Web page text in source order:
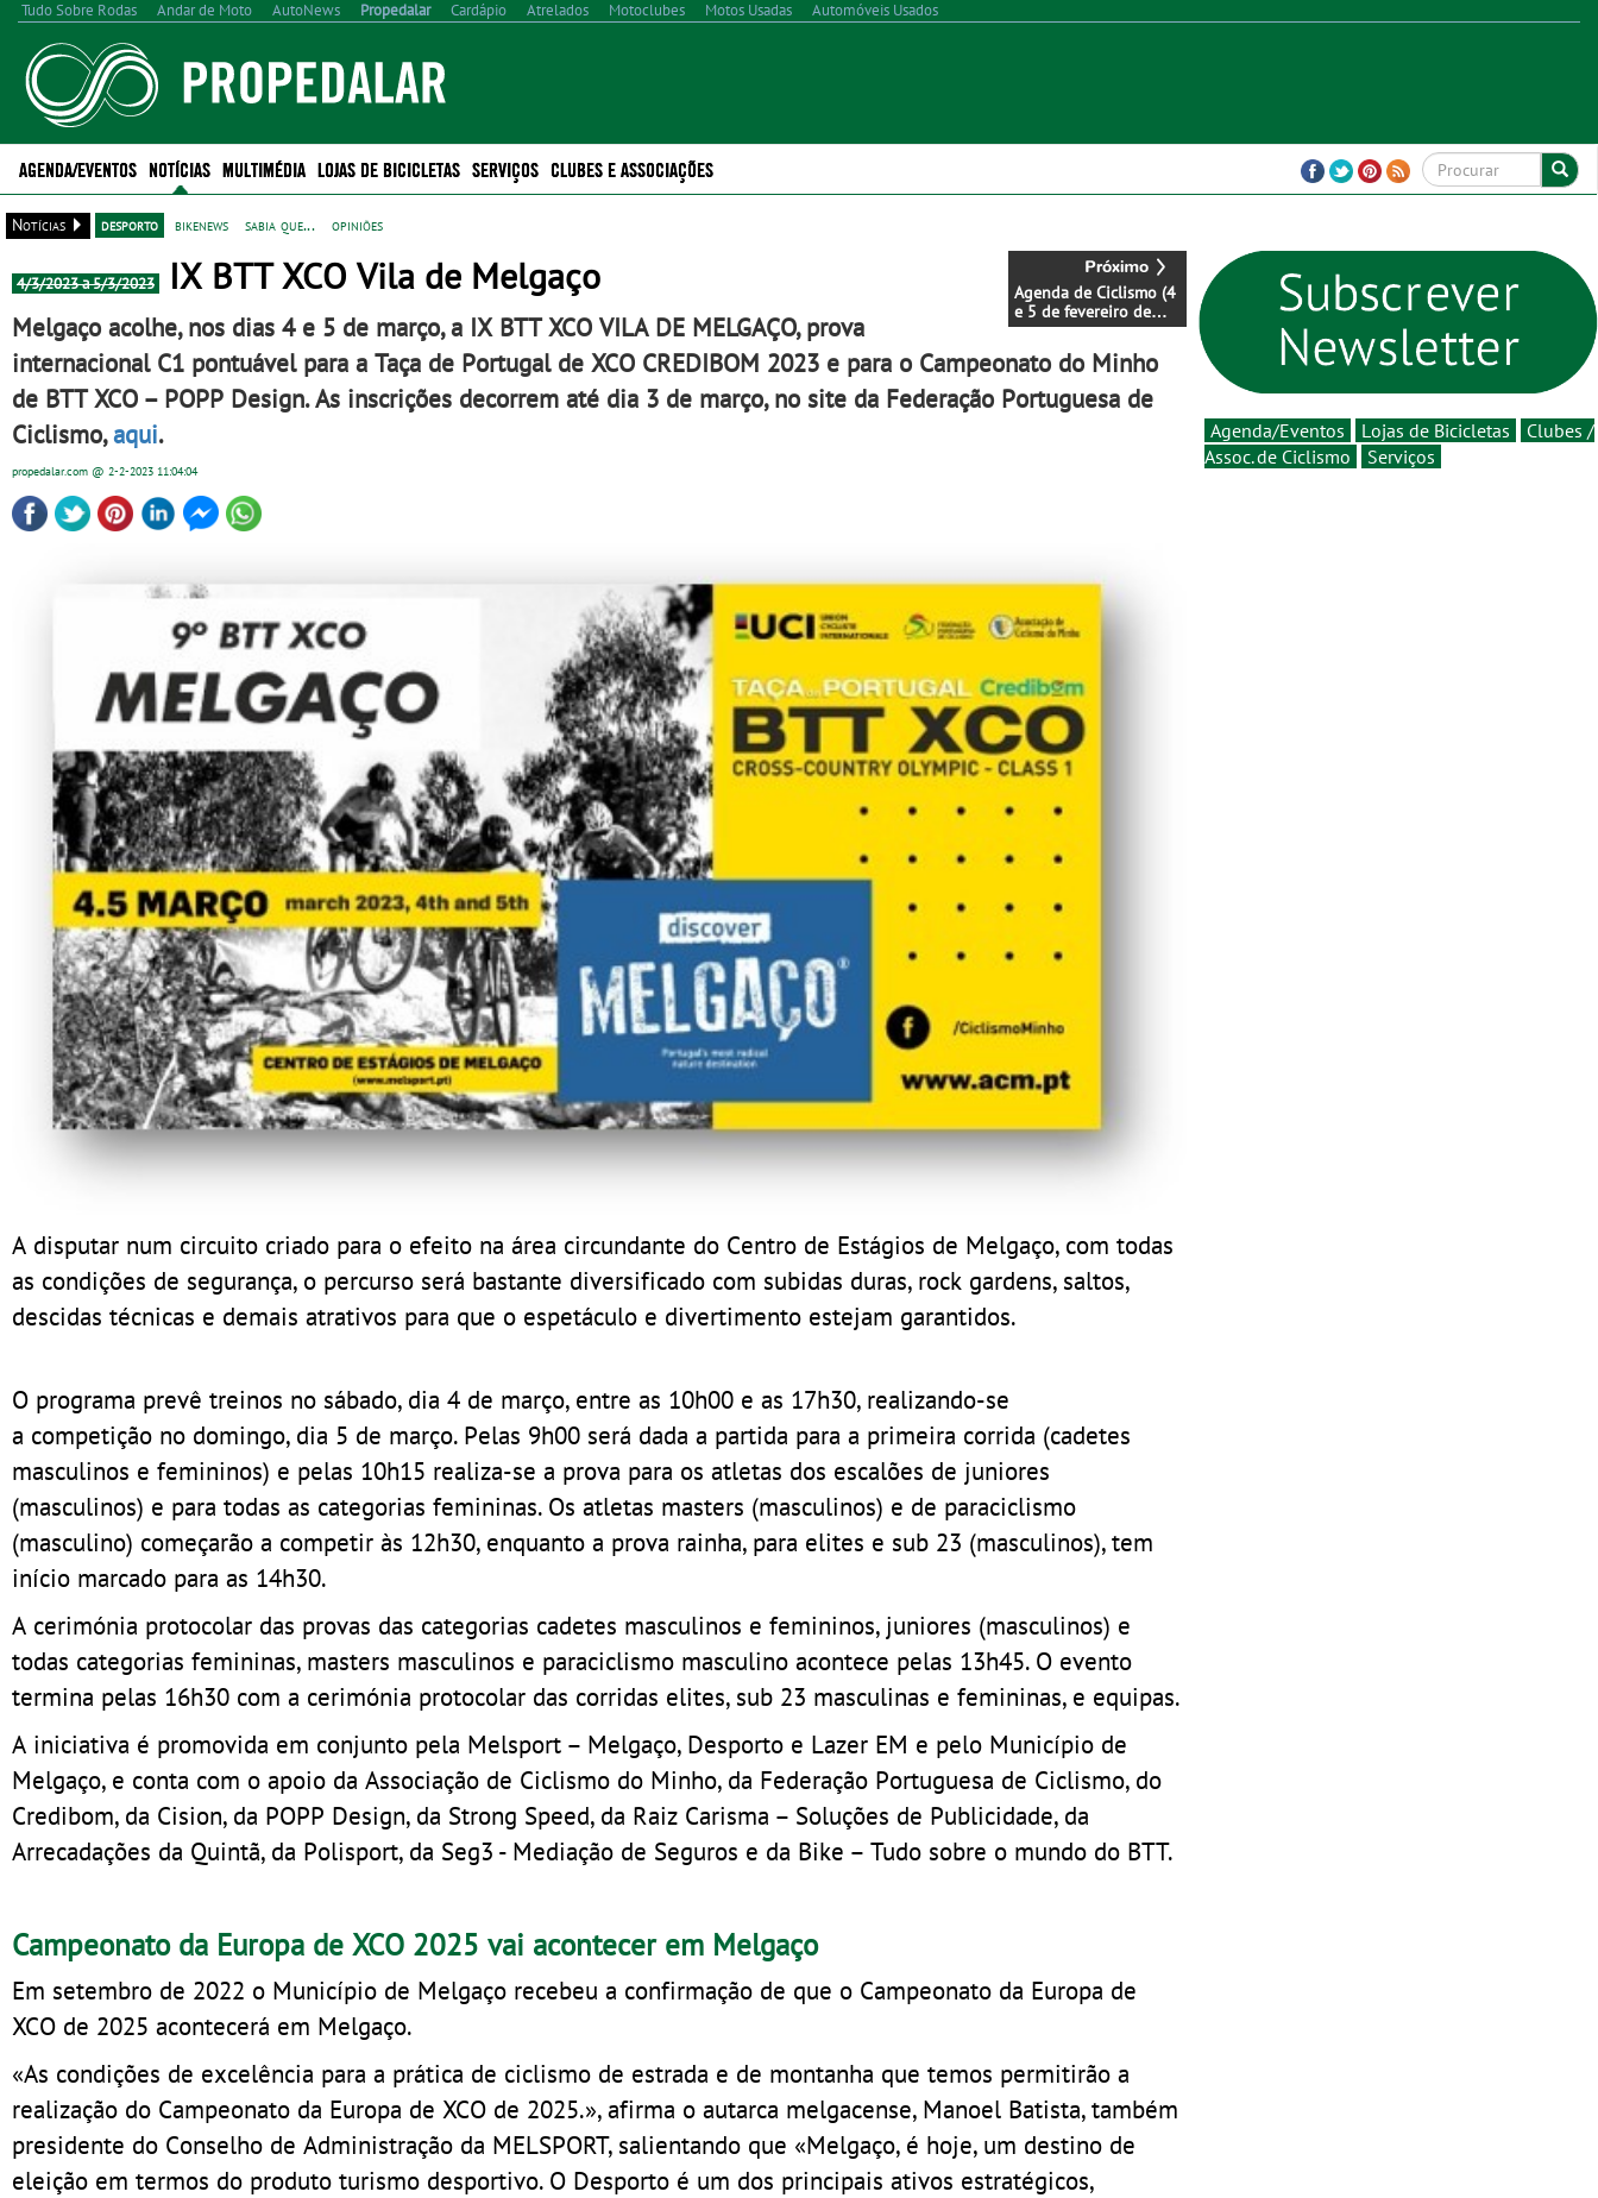
Tudo Sobre Rodas Andar de Moto AutoNews Propedalar Cardápio Atrelados Motoclubes Motos Usadas Automóveis Usados
AGENDA/EVENTOS NOTÍCIAS MULTIMÉDIA LOJAS DE BICICLETAS SERVIÇOS CLUBES E ASSOCIAÇÕES
Notícias desporto bikenews sabia que... opiniões
Agenda de Ciclismo (4
e 5 de fevereiro de
2023)
4/3/2023 a 5/3/2023 IX BTT XCO Vila de Melgaço
Melgaço acolhe, nos dias 4 e 5 de março, a IX BTT XCO VILA DE MELGAÇO, prova
internacional C1 pontuável para a Taça de Portugal de XCO CREDIBOM 2023 e para o Campeonato do Minho
de BTT XCO – POPP Design. As inscrições decorrem até dia 3 de março, no site da Federação Portuguesa de
Ciclismo,aqui.
propedalar.com @ 2-2-2023 11:04:04
A disputar num circuito criado para o efeito na área circundante do Centro de Estágios de Melgaço, com todas
as condições de segurança, o percurso será bastante diversificado com subidas duras, rock gardens, saltos,
descidas técnicas e demais atrativos para que o espetáculo e divertimento estejam garantidos.
O programa prevê treinos no sábado, dia 4 de março, entre as 10h00 e as 17h30, realizando-se
a competição no domingo, dia 5 de março. Pelas 9h00 será dada a partida para a primeira corrida (cadetes
masculinos e femininos) e pelas 10h15 realiza-se a prova para os atletas dos escalões de juniores
(masculinos) e para todas as categorias femininas. Os atletas masters (masculinos) e de paraciclismo
(masculino) começarão a competir às 12h30, enquanto a prova rainha, para elites e sub 23 (masculinos), tem
início marcado para as 14h30.
A cerimónia protocolar das provas das categorias cadetes masculinos e femininos, juniores (masculinos) e
todas categorias femininas, masters masculinos e paraciclismo masculino acontece pelas 13h45. O evento
termina pelas 16h30 com a cerimónia protocolar das corridas elites, sub 23 masculinas e femininas, e equipas.
A iniciativa é promovida em conjunto pela Melsport – Melgaço, Desporto e Lazer EM e pelo Município de
Melgaço, e conta com o apoio da Associação de Ciclismo do Minho, da Federação Portuguesa de Ciclismo, do
Credibom, da Cision, da POPP Design, da Strong Speed, da Raiz Carisma – Soluções de Publicidade, da
Arrecadações da Quintã, da Polisport, da Seg3 - Mediação de Seguros e da Bike – Tudo sobre o mundo do BTT.
Campeonato da Europa de XCO 2025 vai acontecer em Melgaço
Em setembro de 2022 o Município de Melgaço recebeu a confirmação de que o Campeonato da Europa de
XCO de 2025 acontecerá em Melgaço.
«As condições de excelência para a prática de ciclismo de estrada e de montanha que temos permitirão a
realização do Campeonato da Europa de XCO de 2025.», afirma o autarca melgacense, Manoel Batista, também
presidente do Conselho de Administração da MELSPORT, salientando que «Melgaço, é hoje, um destino de
eleição em termos do produto turismo desportivo. O Desporto é um dos principais ativos estratégicos,
Agenda/Eventos Lojas de Bicicletas
Clubes /
Assoc. de Ciclismo
Serviços